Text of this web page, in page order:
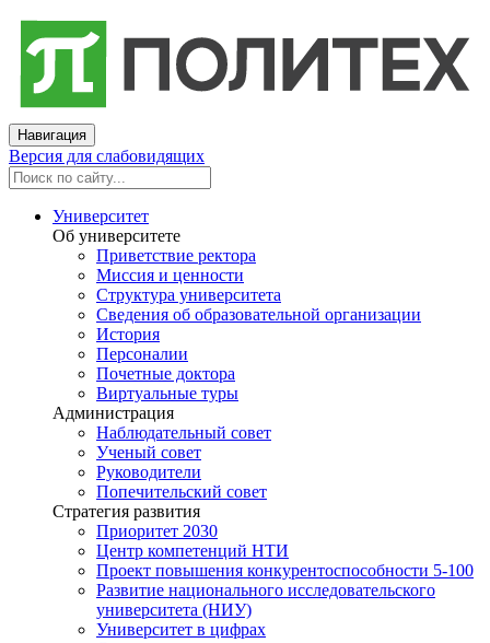
Навигация
Версия для слабовидящих
Университет
Об университете
Приветствие ректора
Миссия и ценности
Структура университета
Сведения об образовательной организации
История
Персоналии
Почетные доктора
Виртуальные туры
Администрация
Наблюдательный совет
Ученый совет
Руководители
Попечительский совет
Стратегия развития
Приоритет 2030
Центр компетенций НТИ
Проект повышения конкурентоспособности 5-100
Развитие национального исследовательского
университета (НИУ)
Университет в цифрах